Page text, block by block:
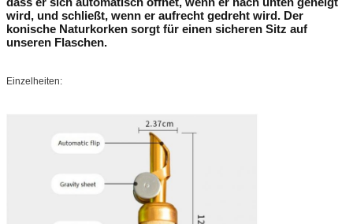
wird, und schließt, wenn er aufrecht gedreht wird. Der
konische Naturkorken sorgt für einen sicheren Sitz auf
unseren Flaschen.
Einzelheiten: